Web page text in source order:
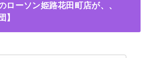
ローソン姫路花田町店が、、
】